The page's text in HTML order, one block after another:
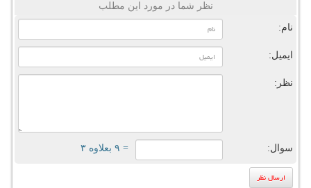
نظر شما در مورد این مطلب
نام:
ایمیل:
نظر:
سوال: = ۹ بعلاوه ۳